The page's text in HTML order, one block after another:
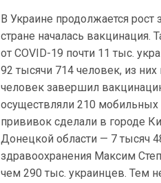
В Украине продолжается рост
стране началась
от COVID-19 почти 11 тыс.
92 тысячи 714 человек, из
человек завершил
осуществляли 210
прививок сделали в городе
Донецкой области — 7 тысяч
здравоохранения Максим
чем 290 тыс. украинцев. Тем